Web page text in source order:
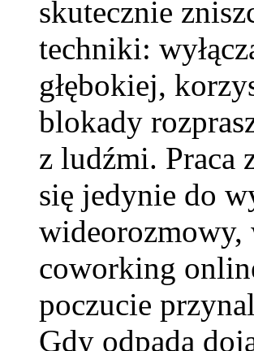
skutecznie
techniki:
głębokiej,
blokady
z ludźmi. Praca
się jedynie do
wideorozmowy,
coworking
poczucie
Gdy odpada